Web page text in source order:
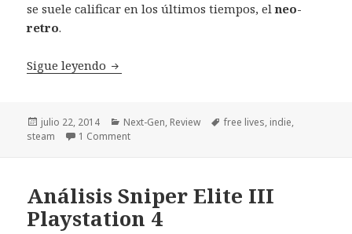
se suele calificar en los últimos tiempos, elneo-
retro.
Sigue leyendo Review Broforce Free Lives
Publicado
el
julio 22, 2014 Categorías
Next-Gen, Review Etiquetas
free lives, indie,
steam
1 Comment
Análisis Sniper Elite III
Playstation 4